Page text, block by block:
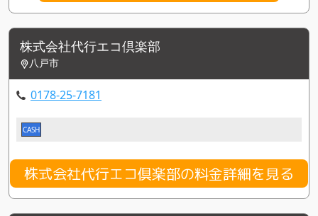
株式会社代行エコ倶楽部
八戸市
0178-25-7181
CASH
株式会社代行エコ倶楽部の料金詳細を見る